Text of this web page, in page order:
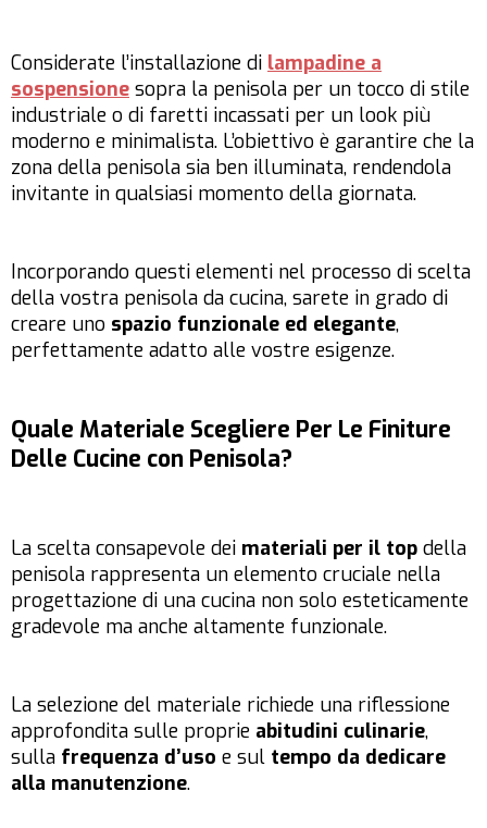
Considerate l’installazione di lampadine a
sospensione sopra la penisola per un tocco di stile
industriale o di faretti incassati per un look più
moderno e minimalista. L’obiettivo è garantire che la
zona della penisola sia ben illuminata, rendendola
invitante in qualsiasi momento della giornata.
Incorporando questi elementi nel processo di scelta
della vostra penisola da cucina, sarete in grado di
creare uno spazio funzionale ed elegante,
perfettamente adatto alle vostre esigenze.
Quale Materiale Scegliere Per Le Finiture
Delle Cucine con Penisola?
La scelta consapevole dei materiali per il top della
penisola rappresenta un elemento cruciale nella
progettazione di una cucina non solo esteticamente
gradevole ma anche altamente funzionale.
La selezione del materiale richiede una riflessione
approfondita sulle proprie abitudini culinarie,
sulla frequenza d’uso e sul tempo da dedicare
alla manutenzione.